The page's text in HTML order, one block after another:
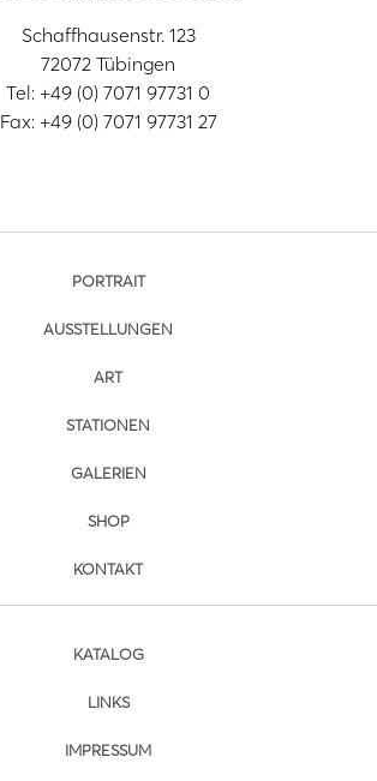
Schaffhausenstr. 123
72072 Tübingen
Tel: +49 (0) 7071 97731 0
Fax: +49 (0) 7071 97731 27
PORTRAIT
AUSSTELLUNGEN
ART
STATIONEN
GALERIEN
SHOP
KONTAKT
KATALOG
LINKS
IMPRESSUM